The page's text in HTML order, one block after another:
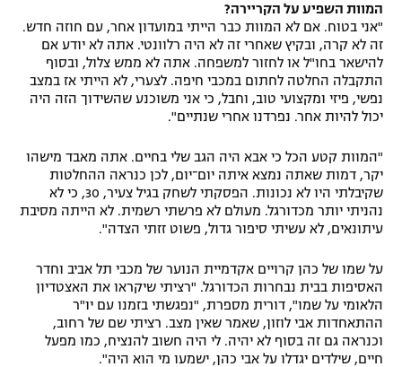
המוות השפיע על הקריירה?
"אני בטוח. אם לא המוות כבר הייתי במועדון אחר, עם חוזה חדש.
זה לא קרה, ובקיץ שאחרי זה לא היה רלוונטי. אתה לא יודע אם
להישאר בחו"ל או לחזור למשפחה. אתה לא ממש צלול, ובסוף
התקבלה החלטה לחתום במכבי חיפה. לצערי, לא הייתי אז במצב
נפשי, פיזי ומקצועי טוב, וחבל, כי אני משוכנע שהשידוך הזה היה
יכול להיות אחר. נפרדנו אחרי שנתיים".
"המוות קטע הכל כי אבא היה הגב שלי בחיים. אתה מאבד מישהו
יקר, דמות שאתה נמצא איתה יום־יום, לכן כנראה ההחלטות
שקיבלתי היו לא נכונות. הפסקתי לשחק בגיל צעיר, 30, כי לא
נהניתי יותר מכדורגל. מעולם לא פרשתי רשמית. לא הייתה מסיבת
עיתונאים, לא עשיתי סיפור גדול, פשוט זזתי הצדה".
על שמו של כהן קרויים אקדמיית הנוער של מכבי תל אביב וחדר
האסיפות בבית נבחרות הכדורגל. "רציתי שיקראו את האצטדיון
הלאומי על שמו", דורית מספרת, "נפגשתי בזמנו עם יו"ר
ההתאחדות אבי לוזון, שאמר שאין מצב. רציתי שם של רחוב,
וכנראה גם זה בסוף לא יהיה. לי היה חשוב להנציח, כמו מפעל
חיים, שילדים יגדלו על אבי כהן, ישמעו מי הוא היה".